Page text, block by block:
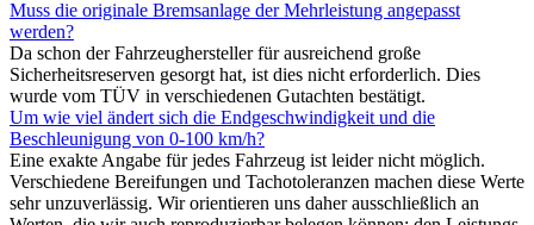
Muss die originale Bremsanlage der Mehrleistung angepasst
werden?
Da schon der Fahrzeughersteller für ausreichend große
Sicherheitsreserven gesorgt hat, ist dies nicht erforderlich. Dies
wurde vom TÜV in verschiedenen Gutachten bestätigt.
Um wie viel ändert sich die Endgeschwindigkeit und die
Beschleunigung von 0-100 km/h?
Eine exakte Angabe für jedes Fahrzeug ist leider nicht möglich.
Verschiedene Bereifungen und Tachotoleranzen machen diese Werte
sehr unzuverlässig. Wir orientieren uns daher ausschließlich an